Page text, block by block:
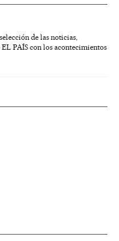
de las noticias,
PAÍS con los acontecimientos